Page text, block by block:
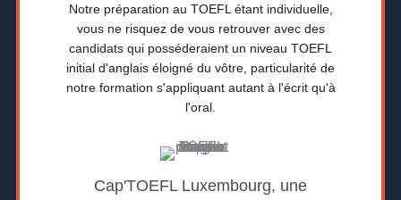
Notre préparation au TOEFL étant individuelle,
vous ne risquez de vous retrouver avec des
candidats qui posséderaient un niveau TOEFL
initial d'anglais éloigné du vôtre, particularité de
notre formation s'appliquant autant à l'écrit qu'à
l'oral.
Cap'TOEFL Luxembourg, une